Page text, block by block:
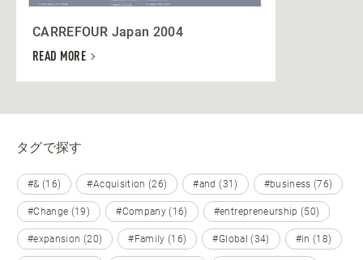
CARREFOUR Japan 2004
READ MORE
タグで探す
#& (16) #Acquisition (26) #and (31) #business (76)
#Change (19) #Company (16) #entrepreneurship (50)
#expansion (20) #Family (16) #Global (34) #in (18)